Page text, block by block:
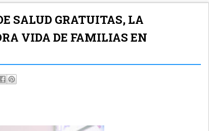
SALUD GRATUITAS, LA
VIDA DE FAMILIAS EN